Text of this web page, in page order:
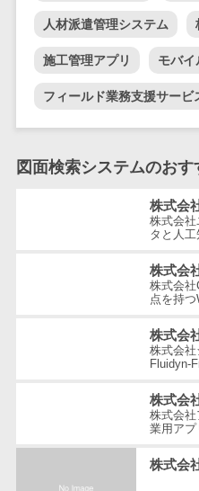
マ
成
物
テム
帳
ビス
物
け
車
テム
商
配
人材派遣管理システム
施工管理アプリ モバイ
フィールド業務支援サービ
図面検索システムのお
株式会
株式会
タと人
する技
株式会
株式会
点を持
たクリ
独...
株式会
株式会社
Fluidyn-
使した
立...
株式会
株式会
業用アプ
ズ・バ
株式会